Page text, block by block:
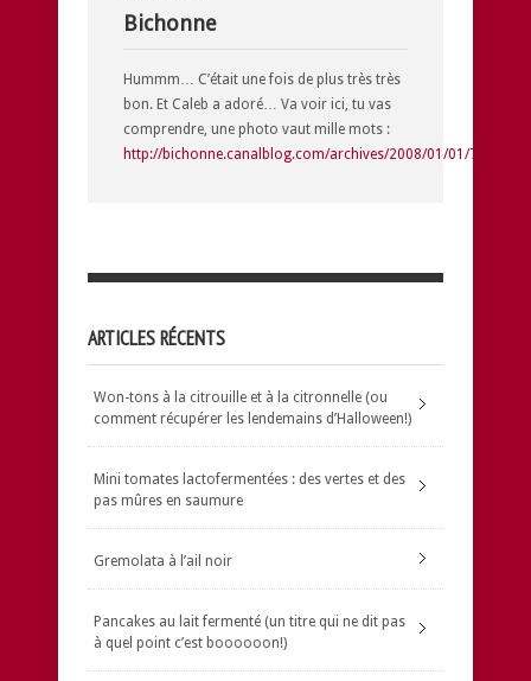
Bichonne
Hummm… C’était une fois de plus très très
bon. Et Caleb a adoré… Va voir ici, tu vas
comprendre, une photo vaut mille mots :
http://bichonne.canalblog.com/archives/2008/01/01/
ARTICLES RÉCENTS
Won-tons à la citrouille et à la citronnelle (ou
comment récupérer les lendemains d’Halloween!)
Mini tomates lactofermentées : des vertes et des
pas mûres en saumure
Gremolata à l’ail noir
Pancakes au lait fermenté (un titre qui ne dit pas
à quel point c’est boooooon!)